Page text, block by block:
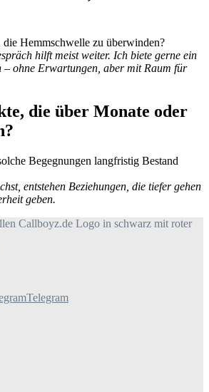
die Hemmschwelle zu überwinden?
hilft meist weiter. Ich biete gerne ein
– ohne Erwartungen, aber mit Raum für
die über Monate oder
Begegnungen langfristig Bestand
entstehen Beziehungen, die tiefer gehen
geben.
Telegram